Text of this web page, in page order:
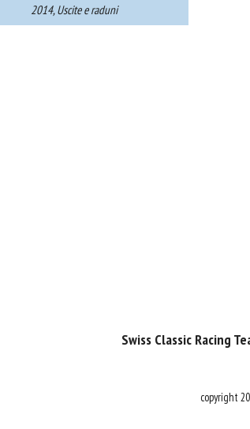
2014, Uscite e raduni
Swiss Classic Racing
copyright